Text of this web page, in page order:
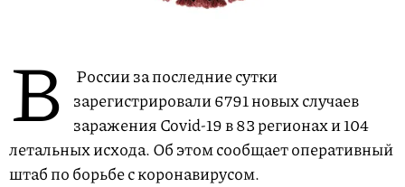
В
России за последние сутки
зарегистрировали 6791 новых случаев
заражения Covid-19 в 83 регионах и 104
летальных исхода. Об этом сообщает оперативный
штаб по борьбе с коронавирусом.